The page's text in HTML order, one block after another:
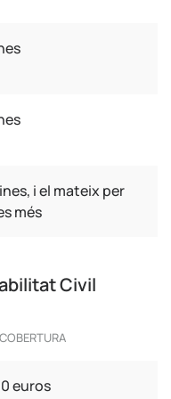
i el mateix per
més
Civil
euros